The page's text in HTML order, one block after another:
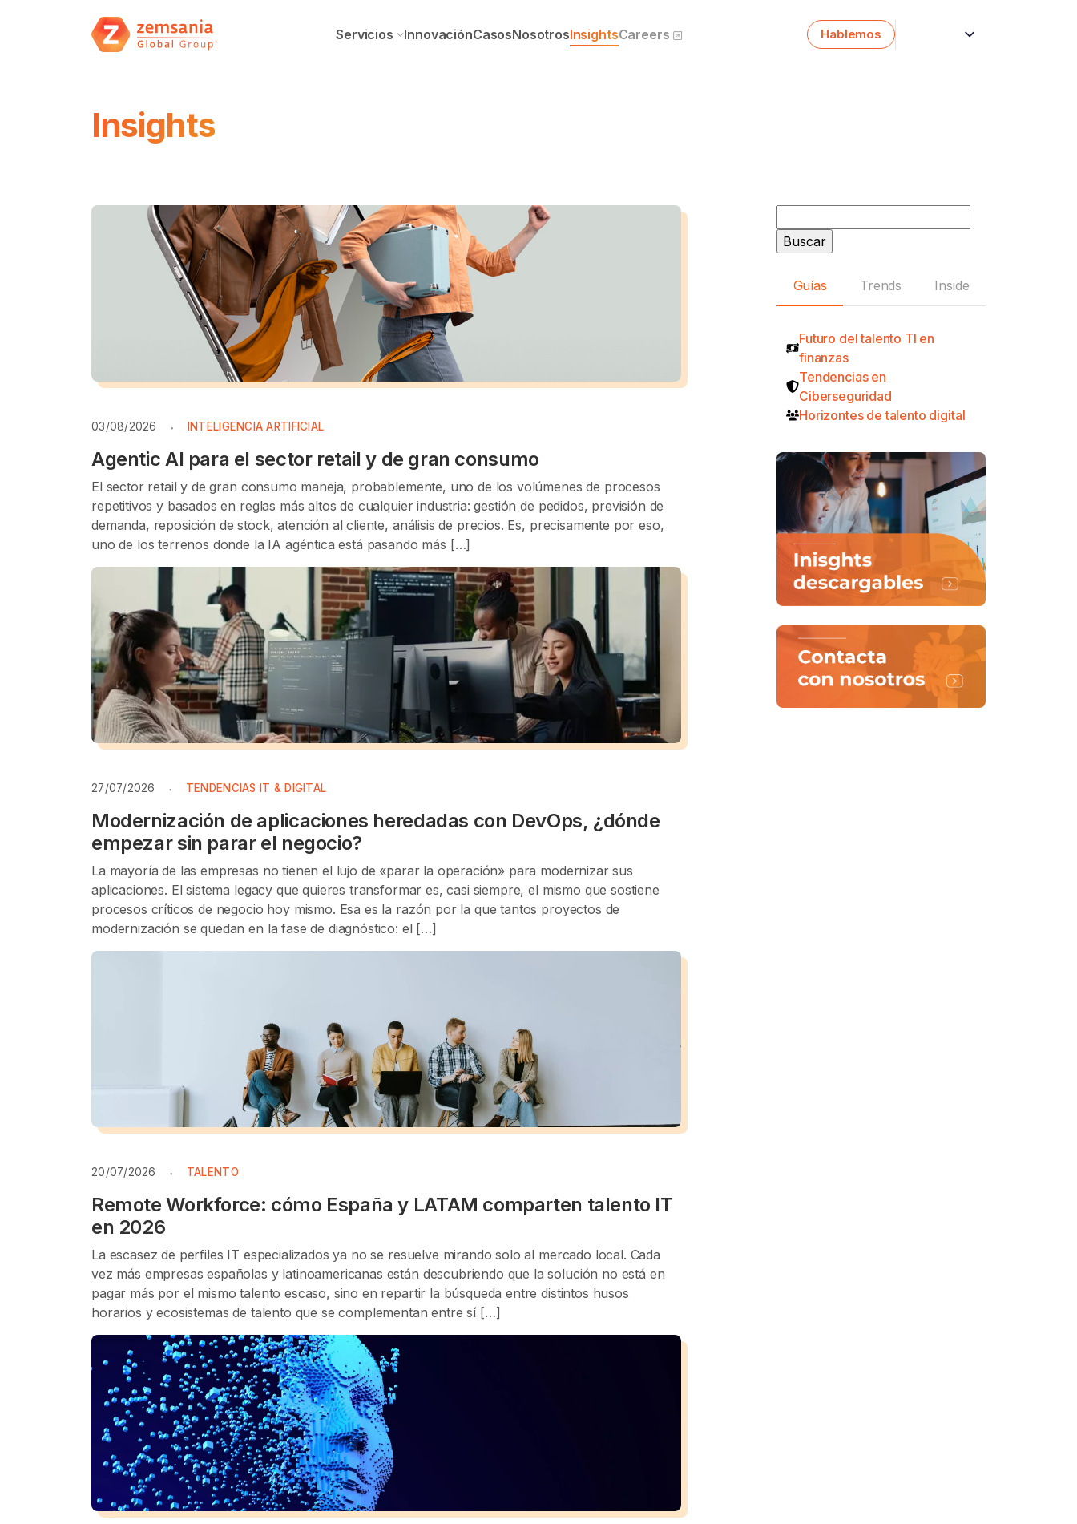
Servicios InnovaciónCasosNosotrosInsightsCareers Hablemos
Insights
03/08/2026 INTELIGENCIA ARTIFICIAL
Agentic AI para el sector retail y de gran consumo
El sector retail y de gran consumo maneja, probablemente, uno de los volúmenes de procesos
repetitivos y basados en reglas más altos de cualquier industria: gestión de pedidos, previsión de
demanda, reposición de stock, atención al cliente, análisis de precios. Es, precisamente por eso,
uno de los terrenos donde la IA agéntica está pasando más […]
27/07/2026 TENDENCIAS IT & DIGITAL
Modernización de aplicaciones heredadas con DevOps, ¿dónde
empezar sin parar el negocio?
La mayoría de las empresas no tienen el lujo de «parar la operación» para modernizar sus
aplicaciones. El sistema legacy que quieres transformar es, casi siempre, el mismo que sostiene
procesos críticos de negocio hoy mismo. Esa es la razón por la que tantos proyectos de
modernización se quedan en la fase de diagnóstico: el […]
20/07/2026 TALENTO
Remote Workforce: cómo España y LATAM comparten talento IT
en 2026
La escasez de perfiles IT especializados ya no se resuelve mirando solo al mercado local. Cada
vez más empresas españolas y latinoamericanas están descubriendo que la solución no está en
pagar más por el mismo talento escaso, sino en repartir la búsqueda entre distintos husos
horarios y ecosistemas de talento que se complementan entre sí […]
Guías Trends Inside
Futuro del talento TI en
finanzas
Tendencias en
Ciberseguridad
Horizontes de talento digital